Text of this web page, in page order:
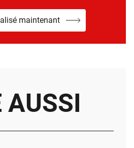
maintenant
AUSSI